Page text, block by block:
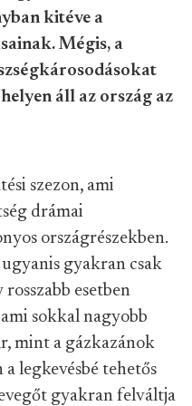
kitéve a
Mégis, a
áll az ország az
szezon, ami
drámai
országrészekben.
gyakran csak
esetben
sokkal nagyobb
mint a gázkazánok
legkevésbé tehetős
gyakran felváltja